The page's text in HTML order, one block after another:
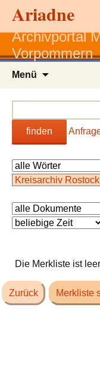
Ariadne
Archivportal
Vorpommern
Menü
finden
Die Merkliste ist
Zurück Merkliste